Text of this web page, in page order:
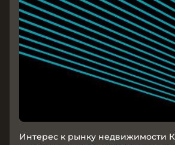
Интерес к рынку недвижимости